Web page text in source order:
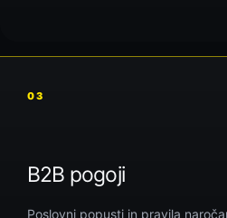
03
B2B pogoji
Poslovni popusti in pravila